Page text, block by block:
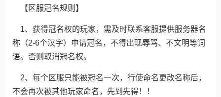
【区服冠名规则】
1、获得冠名权的玩家，需及时联系客服提供服务器名
称（2-6个汉字）申请冠名，不得出现辱骂、不文明等词
语。否则取消冠名权。
2、每个区服只能被冠名一次，行使命名更改名称后，
不会再次被其他玩家命名，先到先得！！